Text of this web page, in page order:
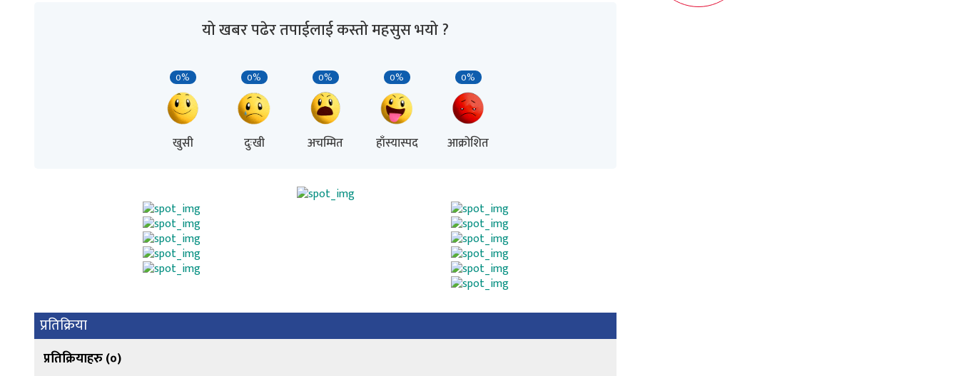
यो खबर पढेर तपाईलाई कस्तो महसुस भयो ?
0%
खुसी
0%
दुःखी
0%
अचम्मित
0%
हाँस्यास्पद
0%
आक्रोशित
प्रतिक्रिया
प्रतिक्रियाहरु (०)